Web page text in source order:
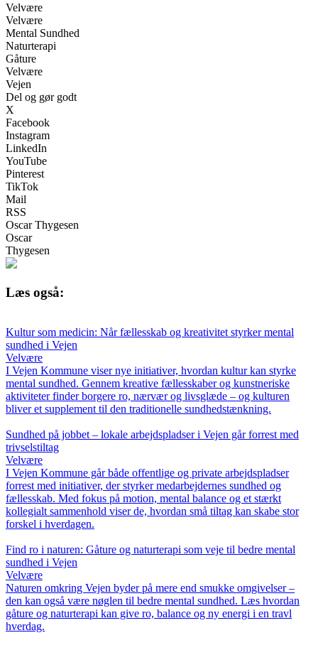
Velvære
Velvære
Mental Sundhed
Naturterapi
Gåture
Velvære
Vejen
Del og gør godt
X
Facebook
Instagram
LinkedIn
YouTube
Pinterest
TikTok
Mail
RSS
Oscar Thygesen
Oscar
Thygesen
Læs også:
Kultur som medicin: Når fællesskab og kreativitet styrker mental
sundhed i Vejen
Velvære
I Vejen Kommune viser nye initiativer, hvordan kultur kan styrke
mental sundhed. Gennem kreative fællesskaber og kunstneriske
aktiviteter finder borgere ro, nærvær og livsglæde – og kulturen
bliver et supplement til den traditionelle sundhedstænkning.
Sundhed på jobbet – lokale arbejdspladser i Vejen går forrest med
trivselstiltag
Velvære
I Vejen Kommune går både offentlige og private arbejdspladser
forrest med initiativer, der styrker medarbejdernes sundhed og
fællesskab. Med fokus på motion, mental balance og et stærkt
kollegialt sammenhold viser de, hvordan små tiltag kan skabe stor
forskel i hverdagen.
Find ro i naturen: Gåture og naturterapi som veje til bedre mental
sundhed i Vejen
Velvære
Naturen omkring Vejen byder på mere end smukke omgivelser –
den kan også være nøglen til bedre mental sundhed. Læs hvordan
gåture og naturterapi kan give ro, balance og ny energi i en travl
hverdag.